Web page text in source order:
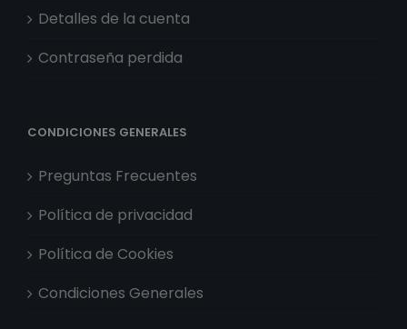
Detalles de la cuenta
Contraseña perdida
CONDICIONES GENERALES
Preguntas Frecuentes
Política de privacidad
Política de Cookies
Condiciones Generales